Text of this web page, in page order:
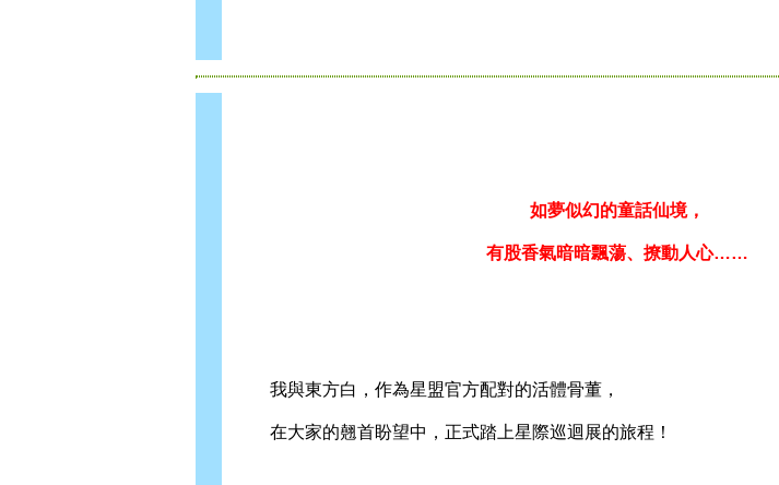
如夢似幻的童話仙境，
有股香氣暗暗飄蕩、撩動人心……
我與東方白，作為星盟官方配對的活體骨董，
在大家的翹首盼望中，正式踏上星際巡迴展的旅程！